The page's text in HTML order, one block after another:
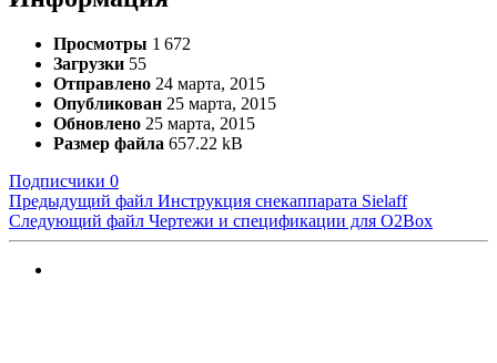
Просмотры 1 672
Загрузки 55
Отправлено 24 марта, 2015
Опубликован 25 марта, 2015
Обновлено 25 марта, 2015
Размер файла 657.22 kB
Подписчики 0
Предыдущий файл Инструкция снекаппарата Sielaff
Следующий файл Чертежи и спецификации для O2Box